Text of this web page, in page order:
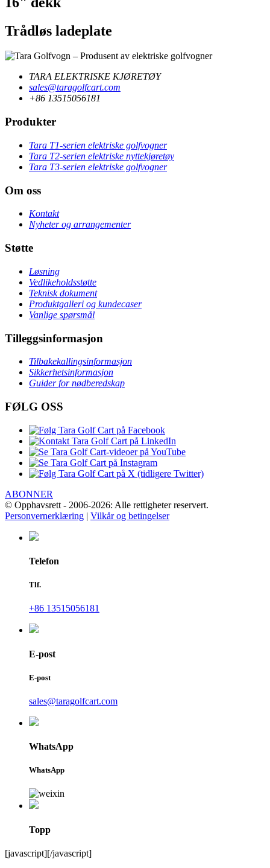
Trådløs ladeplate
TARA ELEKTRISKE KJØRETØY
sales@taragolfcart.com
+86 13515056181
Produkter
Tara T1-serien elektriske golfvogner
Tara T2-serien elektriske nyttekjøretøy
Tara T3-serien elektriske golfvogner
Om oss
Kontakt
Nyheter og arrangementer
Støtte
Løsning
Vedlikeholdsstøtte
Teknisk dokument
Produktgalleri og kundecaser
Vanlige spørsmål
Tilleggsinformasjon
Tilbakekallingsinformasjon
Sikkerhetsinformasjon
Guider for nødberedskap
FØLG OSS
ABONNER
© Opphavsrett - 2006-2026: Alle rettigheter reservert.
Personvernerklæring | Vilkår og betingelser
Telefon
Tlf.
+86 13515056181
E-post
E-post
sales@taragolfcart.com
WhatsApp
WhatsApp
Topp
[javascript][/javascript]